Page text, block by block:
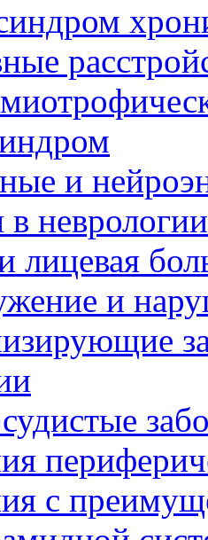
и
в неврологии
лицевая
и
с